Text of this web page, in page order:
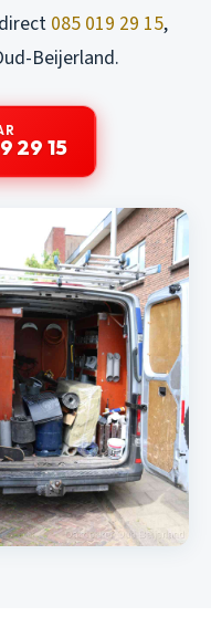
085 019 29 15,
Beijerland.
29 15